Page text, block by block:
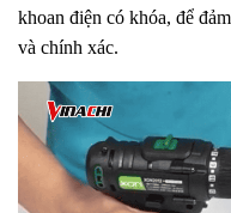
khoan điện có khóa, để
và chính xác.